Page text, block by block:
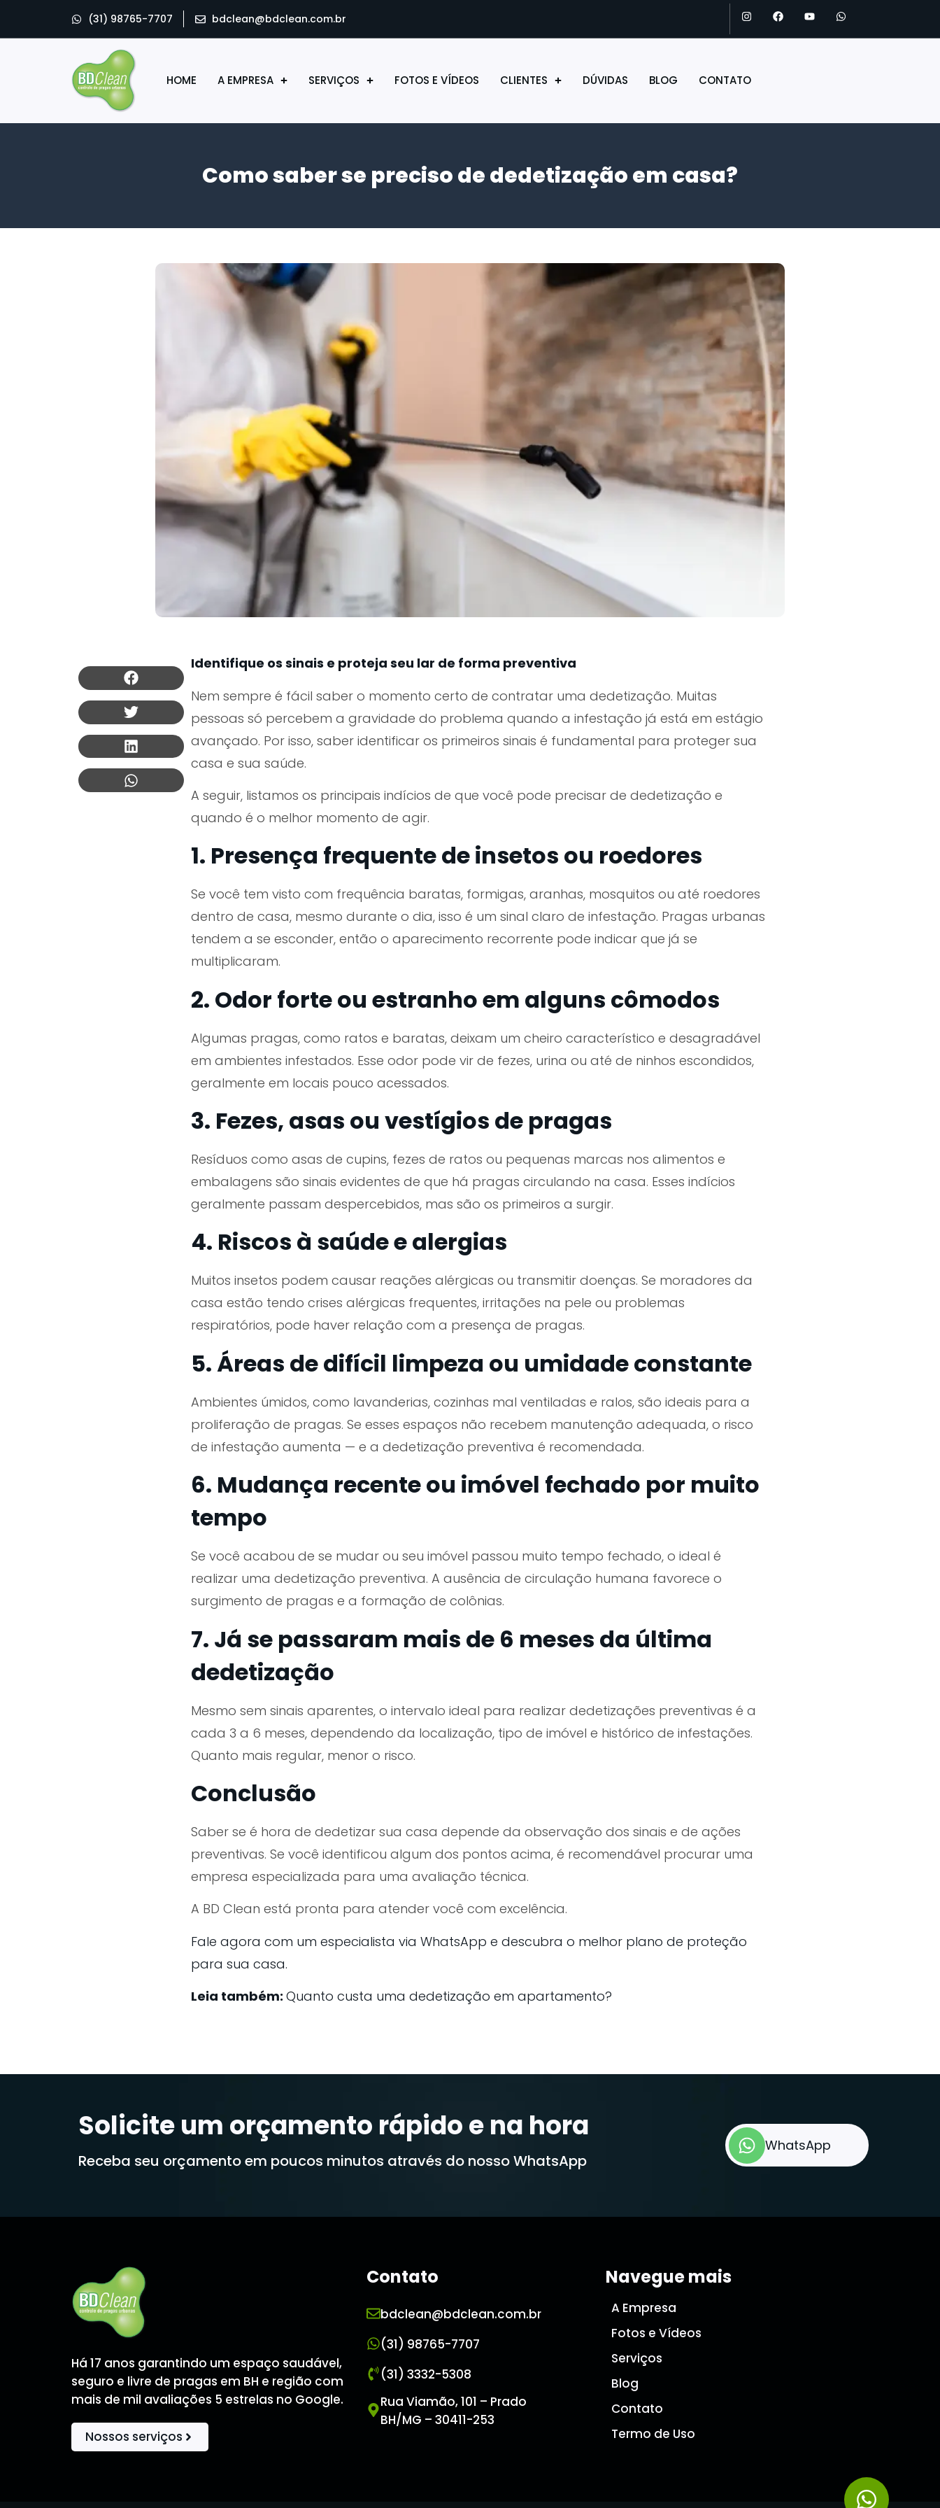
(31) 98765-7707 bdclean@bdclean.com.br
HOME A EMPRESA SERVIÇOS FOTOS E VÍDEOS CLIENTES DÚVIDAS BLOG CONTATO
Como saber se preciso de dedetização em casa?
Identifique os sinais e proteja seu lar de forma preventiva
Nem sempre é fácil saber o momento certo de contratar uma dedetização. Muitas
pessoas só percebem a gravidade do problema quando a infestação já está em estágio
avançado. Por isso, saber identificar os primeiros sinais é fundamental para proteger sua
casa e sua saúde.
A seguir, listamos os principais indícios de que você pode precisar de dedetização e
quando é o melhor momento de agir.
1. Presença frequente de insetos ou roedores
Se você tem visto com frequência baratas, formigas, aranhas, mosquitos ou até roedores
dentro de casa, mesmo durante o dia, isso é um sinal claro de infestação. Pragas urbanas
tendem a se esconder, então o aparecimento recorrente pode indicar que já se
multiplicaram.
2. Odor forte ou estranho em alguns cômodos
Algumas pragas, como ratos e baratas, deixam um cheiro característico e desagradável
em ambientes infestados. Esse odor pode vir de fezes, urina ou até de ninhos escondidos,
geralmente em locais pouco acessados.
3. Fezes, asas ou vestígios de pragas
Resíduos como asas de cupins, fezes de ratos ou pequenas marcas nos alimentos e
embalagens são sinais evidentes de que há pragas circulando na casa. Esses indícios
geralmente passam despercebidos, mas são os primeiros a surgir.
4. Riscos à saúde e alergias
Muitos insetos podem causar reações alérgicas ou transmitir doenças. Se moradores da
casa estão tendo crises alérgicas frequentes, irritações na pele ou problemas
respiratórios, pode haver relação com a presença de pragas.
5. Áreas de difícil limpeza ou umidade constante
Ambientes úmidos, como lavanderias, cozinhas mal ventiladas e ralos, são ideais para a
proliferação de pragas. Se esses espaços não recebem manutenção adequada, o risco
de infestação aumenta — e a dedetização preventiva é recomendada.
6. Mudança recente ou imóvel fechado por muito
tempo
Se você acabou de se mudar ou seu imóvel passou muito tempo fechado, o ideal é
realizar uma dedetização preventiva. A ausência de circulação humana favorece o
surgimento de pragas e a formação de colônias.
7. Já se passaram mais de 6 meses da última
dedetização
Mesmo sem sinais aparentes, o intervalo ideal para realizar dedetizações preventivas é a
cada 3 a 6 meses, dependendo da localização, tipo de imóvel e histórico de infestações.
Quanto mais regular, menor o risco.
Conclusão
Saber se é hora de dedetizar sua casa depende da observação dos sinais e de ações
preventivas. Se você identificou algum dos pontos acima, é recomendável procurar uma
empresa especializada para uma avaliação técnica.
A BD Clean está pronta para atender você com excelência.
Fale agora com um especialista via WhatsApp e descubra o melhor plano de proteção
para sua casa.
Leia também: Quanto custa uma dedetização em apartamento?
Solicite um orçamento rápido e na hora
Receba seu orçamento em poucos minutos através do nosso WhatsApp
WhatsApp
Há 17 anos garantindo um espaço saudável,
seguro e livre de pragas em BH e região com
mais de mil avaliações 5 estrelas no Google.
Nossos serviços
Contato
bdclean@bdclean.com.br
(31) 98765-7707
(31) 3332-5308
Rua Viamão, 101 – Prado
BH/MG – 30411-253
Navegue mais
A Empresa
Fotos e Vídeos
Serviços
Blog
Contato
Termo de Uso